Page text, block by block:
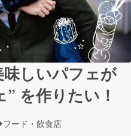
しいパフェが
を作りたい！
フード・飲食店